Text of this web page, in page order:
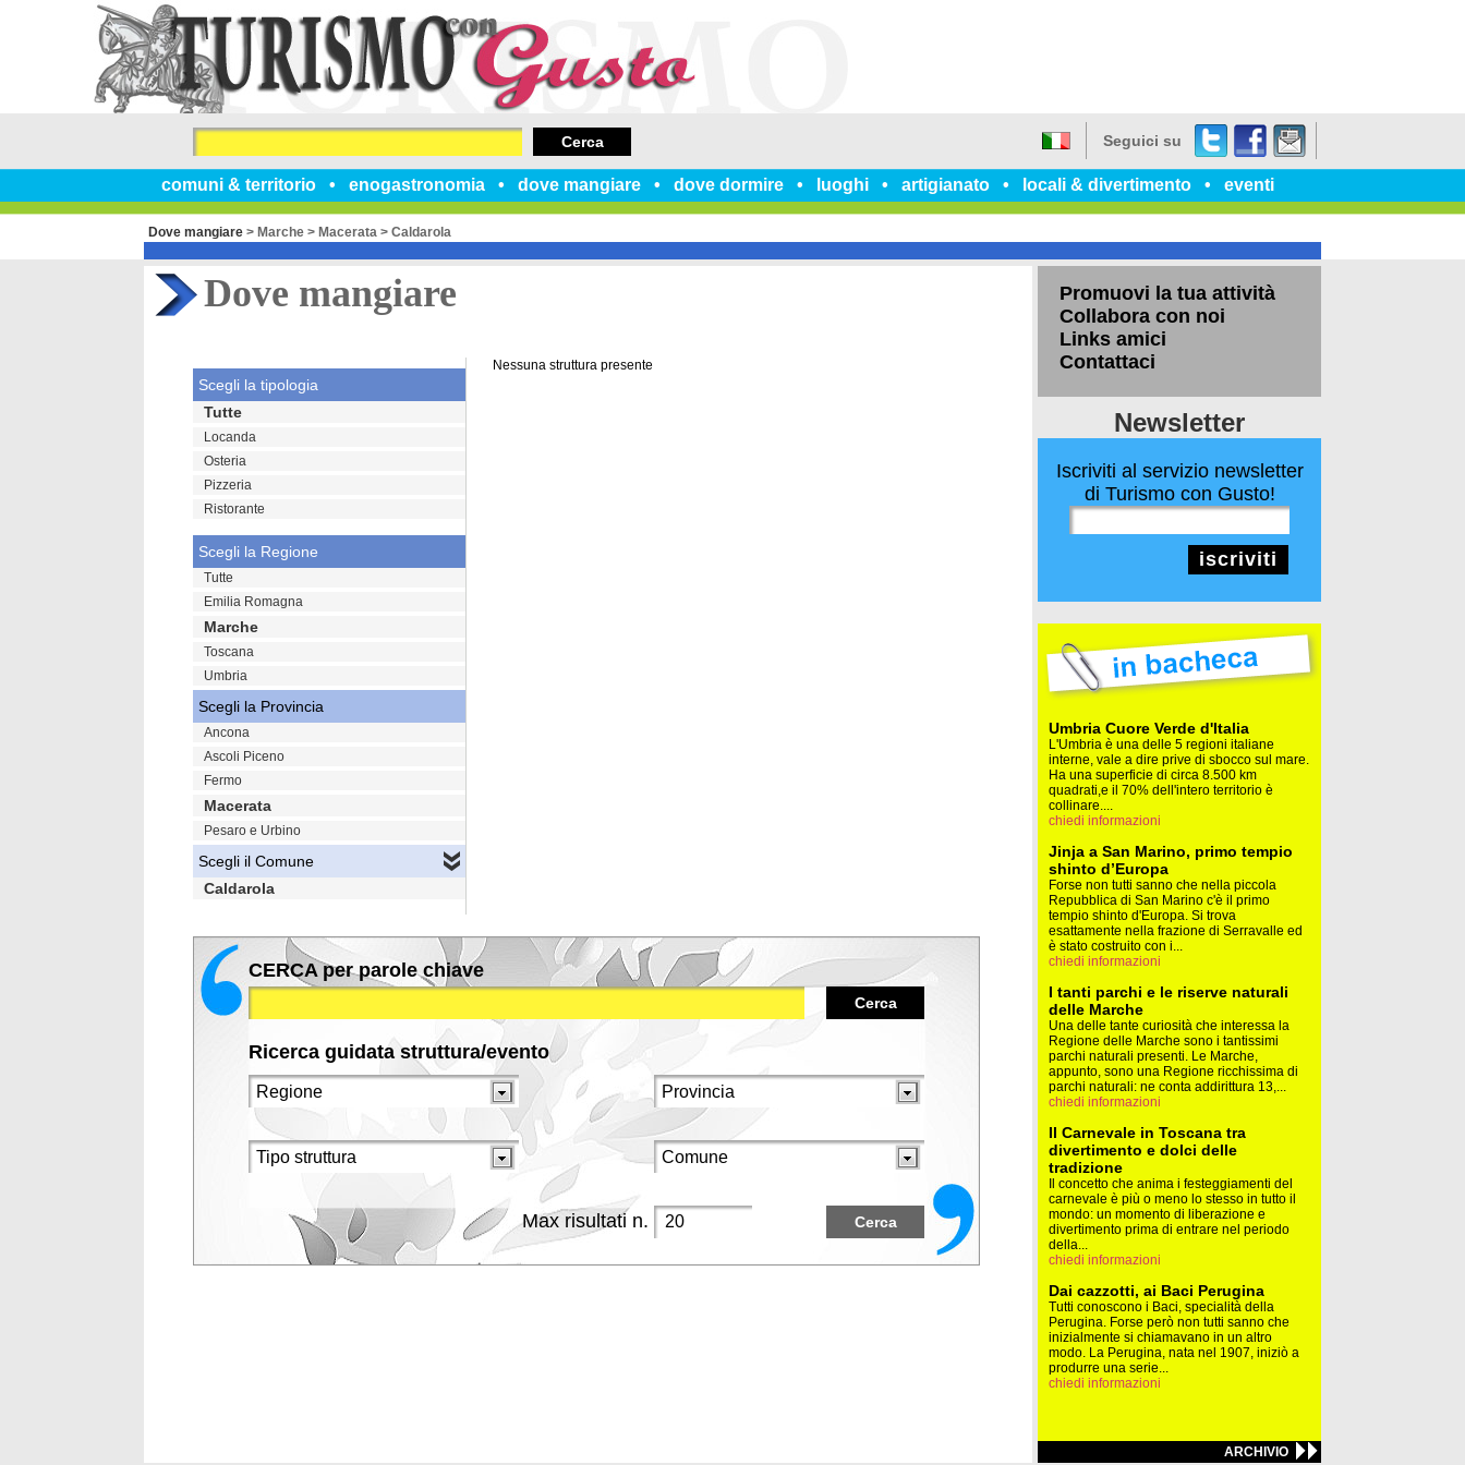
comuni & territorio enogastronomia dove mangiare dove dormire luoghi artigianato locali & divertimento eventi
Seguici su TwitterFacebook
un
Cerca
Dove mangiare > Marche > Macerata > Caldarola
Dove mangiare
Nessuna struttura presente
Scegli la tipologia
Tutte
Locanda
Osteria
Pizzeria
Ristorante
Scegli la Regione
Tutte
Emilia Romagna
Marche
Toscana
Umbria
Scegli la Provincia
Ancona
Ascoli Piceno
Fermo
Macerata
Pesaro e Urbino
Scegli il Comune
Caldarola
CERCA per parole chiave
Cerca
Ricerca guidata struttura/evento
Max risultati n. Cerca
Promuovi la tua attività
Collabora con noi
Links amici
Contattaci
Newsletter
Iscriviti al servizio newsletter
di Turismo con Gusto!
iscriviti
Umbria Cuore Verde d'Italia
L'Umbria è una delle 5 regioni italiane
interne, vale a dire prive di sbocco sul mare.
Ha una superficie di circa 8.500 km
quadrati,e il 70% dell'intero territorio è
collinare....
chiedi informazioni
Jinja a San Marino, primo tempio
shinto d’Europa
Forse non tutti sanno che nella piccola
Repubblica di San Marino c'è il primo
tempio shinto d'Europa. Si trova
esattamente nella frazione di Serravalle ed
è stato costruito con i...
chiedi informazioni
I tanti parchi e le riserve naturali
delle Marche
Una delle tante curiosità che interessa la
Regione delle Marche sono i tantissimi
parchi naturali presenti. Le Marche,
appunto, sono una Regione ricchissima di
parchi naturali: ne conta addirittura 13,...
chiedi informazioni
Il Carnevale in Toscana tra
divertimento e dolci delle
tradizione
Il concetto che anima i festeggiamenti del
carnevale è più o meno lo stesso in tutto il
mondo: un momento di liberazione e
divertimento prima di entrare nel periodo
della...
chiedi informazioni
Dai cazzotti, ai Baci Perugina
Tutti conoscono i Baci, specialità della
Perugina. Forse però non tutti sanno che
inizialmente si chiamavano in un altro
modo. La Perugina, nata nel 1907, iniziò a
produrre una serie...
chiedi informazioni
ARCHIVIO